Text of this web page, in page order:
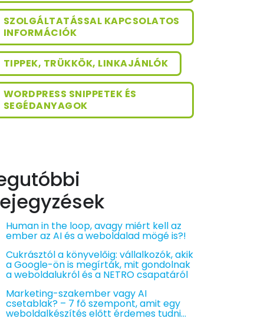
SZOLGÁLTATÁSSAL KAPCSOLATOS
INFORMÁCIÓK
TIPPEK, TRÜKKÖK, LINKAJÁNLÓK
WORDPRESS SNIPPETEK ÉS
SEGÉDANYAGOK
Human in the loop, avagy miért kell az
ember az AI és a weboldalad mögé is?!
Cukrásztól a könyvelőig: vállalkozók, akik
a Google-ön is megírták, mit gondolnak
a weboldalukról és a NETRO csapatáról
Marketing-szakember vagy AI
csetablak? – 7 fő szempont, amit egy
weboldalkészítés előtt érdemes tudni…